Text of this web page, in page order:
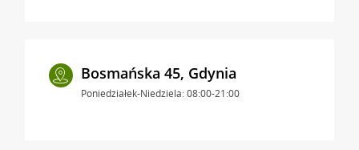
Bosmańska 45, Gdynia
Poniedziałek-Niedziela: 08:00-21:00